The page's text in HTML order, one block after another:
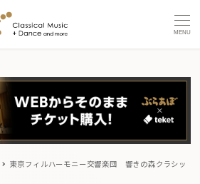
MENU
東京フィルハーモニー交響楽団 響きの森クラシッ